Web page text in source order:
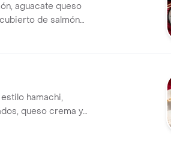
aguacate queso
de salmón
hamachi,
queso crema y
de ajonjolí.